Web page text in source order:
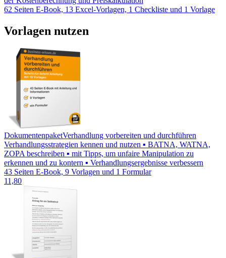
62 Seiten E-Book, 13 Excel-Vorlagen, 1 Checkliste und 1 Vorlage
Vorlagen nutzen
DokumentenpaketVerhandlung vorbereiten und durchführen
Verhandlungsstrategien kennen und nutzen ▪ BATNA, WATNA,
ZOPA beschreiben ▪ mit Tipps, um unfaire Manipulation zu
erkennen und zu kontern ▪ Verhandlungsergebnisse verbessern
43 Seiten E-Book, 9 Vorlagen und 1 Formular
11,80